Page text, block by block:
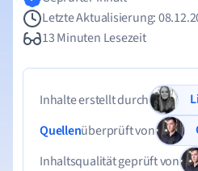
Letzte Aktualisierung:
13 Minuten Lesezeit
Inhalte erstellt durch
Quellenüberprüft von
Inhaltsqualität geprüft von